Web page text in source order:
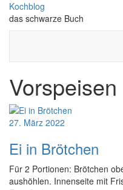
Skip
content
Kochblog
das schwarze Buch
Vorspeisen
27. März 2022
Ei in Brötchen
Für 2 Portionen: Brötchen
aushöhlen. Innenseite mit